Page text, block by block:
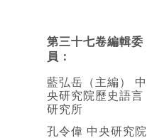
第三十七卷編輯委
員：
藍弘岳（主編） 中
央研究院歷史語言
研究所
孔令偉 中央研究院